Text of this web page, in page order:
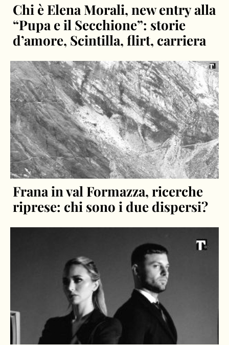
Chi è Elena Morali, new entry alla
“Pupa e il Secchione”: storie
d’amore, Scintilla, flirt, carriera
Frana in val Formazza, ricerche
riprese: chi sono i due dispersi?